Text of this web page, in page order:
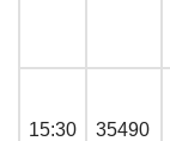
15:30 35490